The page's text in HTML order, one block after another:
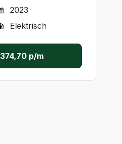
2023
Elektrisch
374,70 p/m